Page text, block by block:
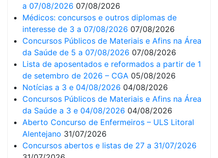
a 07/08/2026 07/08/2026
Médicos: concursos e outros diplomas de
interesse de 3 a 07/08/2026 07/08/2026
Concursos Públicos de Materiais e Afins na Área
da Saúde de 5 a 07/08/2026 07/08/2026
Lista de aposentados e reformados a partir de 1
de setembro de 2026 – CGA 05/08/2026
Notícias a 3 e 04/08/2026 04/08/2026
Concursos Públicos de Materiais e Afins na Área
da Saúde a 3 e 04/08/2026 04/08/2026
Aberto Concurso de Enfermeiros – ULS Litoral
Alentejano 31/07/2026
Concursos abertos e listas de 27 a 31/07/2026